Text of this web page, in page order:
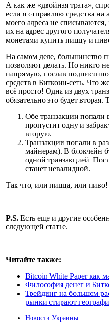
А как же «двойная трата»,
если я отправляю средства на
моего адреса не списываются,
их на адрес другого
монетами купить пиццу и
На самом деле, большинство
позволяют делать. Но никто
напрямую, послав
средств в Биткоин-сеть. Что
всё просто! Одна из двух
обязательно это будет
Обе транзакции
пропустит одну и
вторую.
Транзакции попали в
майнерам). В блокчейн
одной транзакцией.
станет невалидной.
Так что, или пицца, или пиво!
P.S. Есть еще и другие
следующей статье.
Читайте также:
Bitcoin White Paper как
Философия денег и
Трейдинг на большом
рынки стирают
Новости Украины